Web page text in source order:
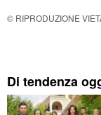
© RIPRODUZIONE
Di tendenza